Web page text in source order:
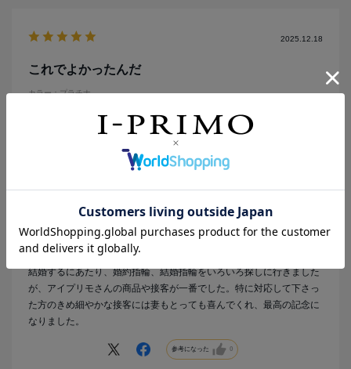
2025.12.18
これでよかったんだ
カラー：プラチナ
そまな
年代: 男性 都道府県:
秋田県
自分とパートナーへ
購入商品の価格帯:
結婚するにあたり、婚約指輪、結婚指輪をいろいろ探しに行きました
が、アイプリモさんの商品や接客が一番でした。特に対応して下さっ
た方のきめ細やかな接客には妻もとっても喜んでくれ、最高の記念に
なりました。
参考になった 0